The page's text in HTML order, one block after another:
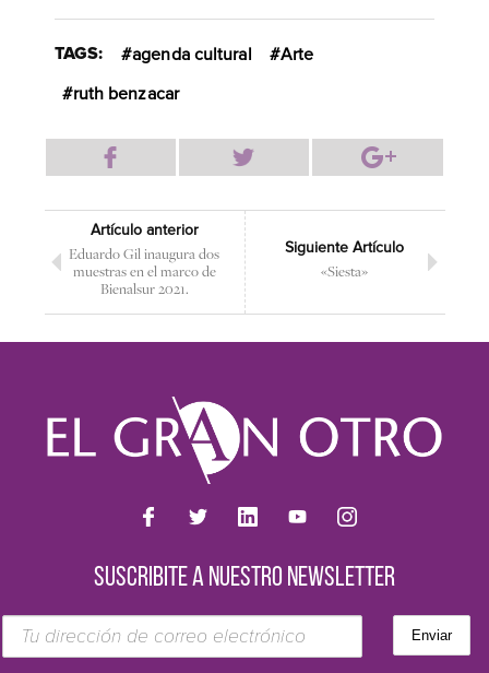
TAGS: agenda cultural
Arte
ruth benzacar
Artículo anterior
Eduardo Gil inaugura dos
muestras en el marco de
Bienalsur 2021.
Siguiente Artículo
«Siesta»
SUSCRIBITE A NUESTRO NEWSLETTER